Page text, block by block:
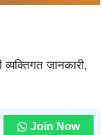
जानकारी,
Join Now